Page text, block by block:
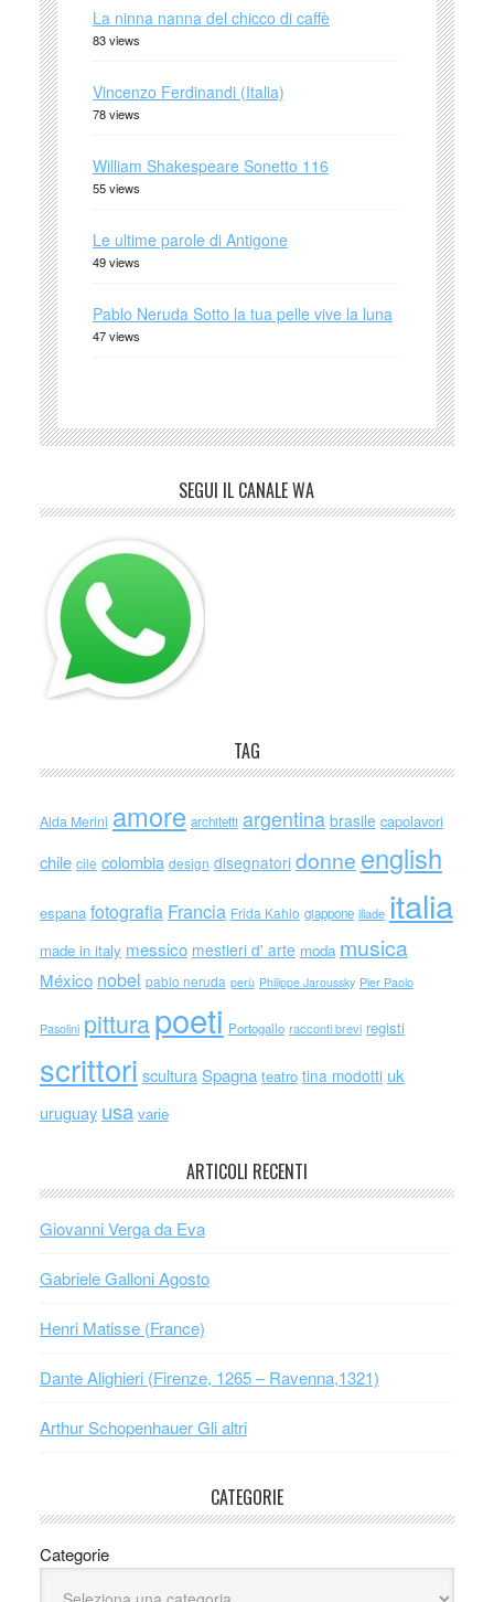
La ninna nanna del chicco di caffè
83 views
Vincenzo Ferdinandi (Italia)
78 views
William Shakespeare Sonetto 116
55 views
Le ultime parole di Antigone
49 views
Pablo Neruda Sotto la tua pelle vive la luna
47 views
SEGUI IL CANALE WA
TAG
Alda Merini amore architetti argentina brasile capolavori
chile cile colombia design disegnatori donne english
espana fotografia Francia Frida Kahlo giappone iliade italia
made in italy messico mestieri d' arte moda musica
México nobel pablo neruda perù Philippe Jaroussky Pier Paolo
Pasolini pitturapoeti Portogallo racconti brevi registi
scrittori scultura Spagna teatro tina modotti uk
uruguay usa varie
ARTICOLI RECENTI
Giovanni Verga da Eva
Gabriele Galloni Agosto
Henri Matisse (France)
Dante Alighieri (Firenze, 1265 – Ravenna,1321)
Arthur Schopenhauer Gli altri
CATEGORIE
Categorie